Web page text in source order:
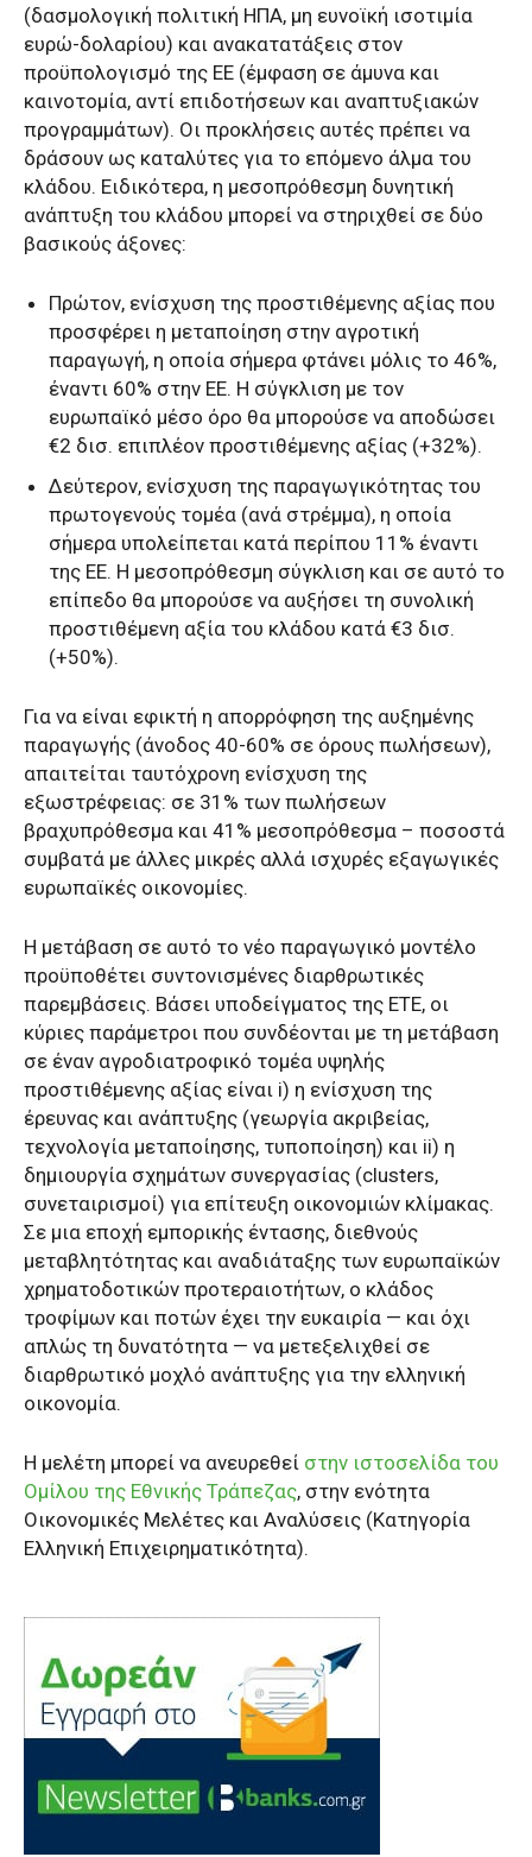
(δασμολογική πολιτική ΗΠΑ, μη ευνοϊκή ισοτιμία
ευρώ-δολαρίου) και ανακατατάξεις στον
προϋπολογισμό της ΕΕ (έμφαση σε άμυνα και
καινοτομία, αντί επιδοτήσεων και αναπτυξιακών
προγραμμάτων). Οι προκλήσεις αυτές πρέπει να
δράσουν ως καταλύτες για το επόμενο άλμα του
κλάδου. Ειδικότερα, η μεσοπρόθεσμη δυνητική
ανάπτυξη του κλάδου μπορεί να στηριχθεί σε δύο
βασικούς άξονες:
Πρώτον, ενίσχυση της προστιθέμενης αξίας που
προσφέρει η μεταποίηση στην αγροτική
παραγωγή, η οποία σήμερα φτάνει μόλις το 46%,
έναντι 60% στην ΕΕ. Η σύγκλιση με τον
ευρωπαϊκό μέσο όρο θα μπορούσε να αποδώσει
€2 δισ. επιπλέον προστιθέμενης αξίας (+32%).
Δεύτερον, ενίσχυση της παραγωγικότητας του
πρωτογενούς τομέα (ανά στρέμμα), η οποία
σήμερα υπολείπεται κατά περίπου 11% έναντι
της ΕΕ. Η μεσοπρόθεσμη σύγκλιση και σε αυτό το
επίπεδο θα μπορούσε να αυξήσει τη συνολική
προστιθέμενη αξία του κλάδου κατά €3 δισ.
(+50%).
Για να είναι εφικτή η απορρόφηση της αυξημένης
παραγωγής (άνοδος 40-60% σε όρους πωλήσεων),
απαιτείται ταυτόχρονη ενίσχυση της
εξωστρέφειας: σε 31% των πωλήσεων
βραχυπρόθεσμα και 41% μεσοπρόθεσμα – ποσοστά
συμβατά με άλλες μικρές αλλά ισχυρές εξαγωγικές
ευρωπαϊκές οικονομίες.
Η μετάβαση σε αυτό το νέο παραγωγικό μοντέλο
προϋποθέτει συντονισμένες διαρθρωτικές
παρεμβάσεις. Βάσει υποδείγματος της ΕΤΕ, οι
κύριες παράμετροι που συνδέονται με τη μετάβαση
σε έναν αγροδιατροφικό τομέα υψηλής
προστιθέμενης αξίας είναι i) η ενίσχυση της
έρευνας και ανάπτυξης (γεωργία ακριβείας,
τεχνολογία μεταποίησης, τυποποίηση) και ii) η
δημιουργία σχημάτων συνεργασίας (clusters,
συνεταιρισμοί) για επίτευξη οικονομιών κλίμακας.
Σε μια εποχή εμπορικής έντασης, διεθνούς
μεταβλητότητας και αναδιάταξης των ευρωπαϊκών
χρηματοδοτικών προτεραιοτήτων, ο κλάδος
τροφίμων και ποτών έχει την ευκαιρία — και όχι
απλώς τη δυνατότητα — να μετεξελιχθεί σε
διαρθρωτικό μοχλό ανάπτυξης για την ελληνική
οικονομία.
Η μελέτη μπορεί να ανευρεθεί στην ιστοσελίδα του
Ομίλου της Εθνικής Τράπεζας, στην ενότητα
Οικονομικές Μελέτες και Αναλύσεις (Κατηγορία
Ελληνική Επιχειρηματικότητα).